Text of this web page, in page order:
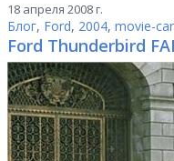
18 апреля 2008 г.
Блог, Ford, 2004, movie-car
Ford Thunderbird